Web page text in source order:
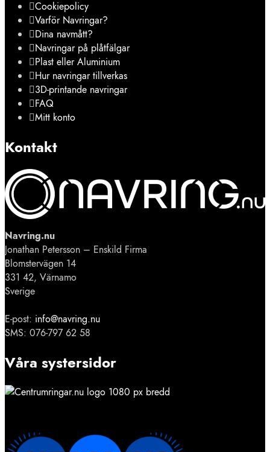
Cookiepolicy
Varför Navringar?
Dina navmått?
Navringar på plåtfälgar
Plast eller Aluminium
Hur navringar tillverkas
3D-printande navringar
FAQ
Mitt konto
Kontakt
Navring.nu
Jonathan Petersson – Enskild Firma
Blomstervägen 14
331 42, Värnamo
Sverige
E-post: info@navring.nu
SMS: 076-797 62 58
Våra systersidor